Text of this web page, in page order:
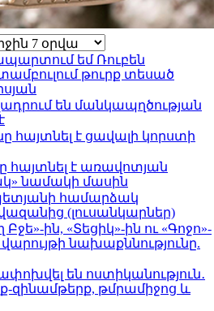
եմ Ռուբեն
թուրք տեսած
են մանկապղծության
հայտնել է ցավալի կորստի
հայտնել է առավոտյան
նամակի մասին
համարձակ
(լուսանկարներ)
ին, «Տեցիկ»-ին ու «Գոջո»-
նախաքննությունը.
են ոստիկանություն․
զինամթերք, թմրամիջոց և